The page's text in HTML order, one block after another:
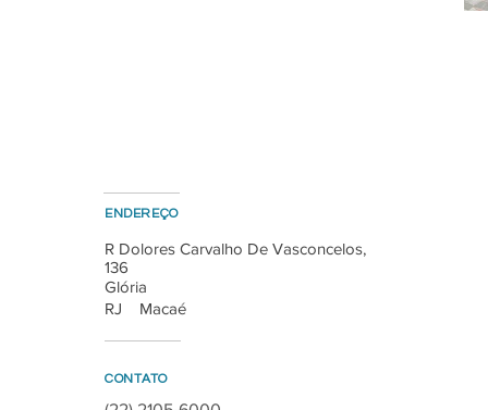
ENDEREÇO
R Dolores Carvalho De Vasconcelos,
136
Glória
RJ
Macaé
CONTATO